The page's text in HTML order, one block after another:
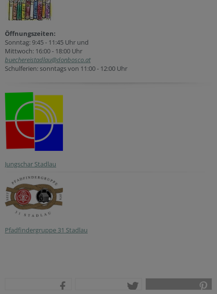
Öffnungszeiten:
Sonntag: 9:45 - 11:45 Uhr und
Mittwoch: 16:00 - 18:00 Uhr
buechereistadlau@donbosco.at
Schulferien: sonntags von 11:00 - 12:00 Uhr
Jungschar Stadlau
Pfadfindergruppe 31 Stadlau